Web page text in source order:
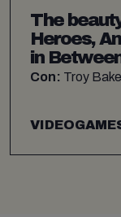
The
Heroes,
in
Con: Troy